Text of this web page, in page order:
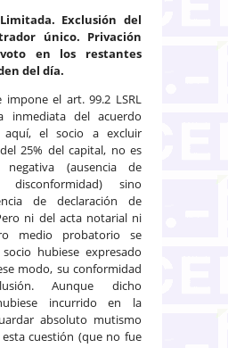
Exclusión del
único. Privación
en los restantes
del día.
el art. 99.2 LSRL
inmediata del acuerdo
aquí, el socio a excluir
25% del capital, no es
(ausencia de
sino
de declaración de
ni del acta notarial ni
medio probatorio se
hubiese expresado
modo, su conformidad
Aunque dicho
incurrido en la
absoluto mutismo
cuestión (que no fue